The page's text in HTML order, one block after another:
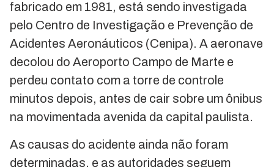
fabricado em 1981, está sendo investigada
pelo Centro de Investigação e Prevenção de
Acidentes Aeronáuticos (Cenipa). A aeronave
decolou do Aeroporto Campo de Marte e
perdeu contato com a torre de controle
minutos depois, antes de cair sobre um ônibus
na movimentada avenida da capital paulista.
As causas do acidente ainda não foram
determinadas, e as autoridades seguem